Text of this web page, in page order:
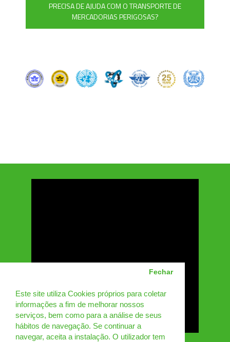
Este site utiliza Cookies próprios para coletar
informações a fim de melhorar nossos
serviços, bem como para a análise de seus
hábitos de navegação. Se continuar a
navegar, aceita a instalação. O utilizador tem
Fechar
PRECISA DE AJUDA COM O TRANSPORTE DE
MERCADORIAS PERIGOSAS?